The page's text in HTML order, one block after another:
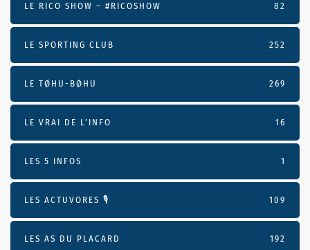
LE RICO SHOW – #RICOSHOW 82
LE SPORTING CLUB 252
LE TØHU-BØHU 269
LE VRAI DE L’INFO 16
LES 5 INFOS 1
LES ACTUVORES 🎙 109
LES AS DU PLACARD 192